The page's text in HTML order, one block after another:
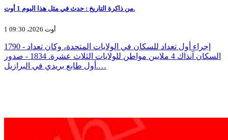
من ذاكرة التاريخ : حدث في مثل هذا اليوم 1 أوت.
1 أوت 2026، 09:30
1790 - إجراء أول تعداد للسكان في الولايات المتحدة، وكان تعداد
السكان آنذاك 4 ملايين مواطن للولايات الثلاث عشرة. 1834 - صدور
أول طابع بريدي في البرازيل.…